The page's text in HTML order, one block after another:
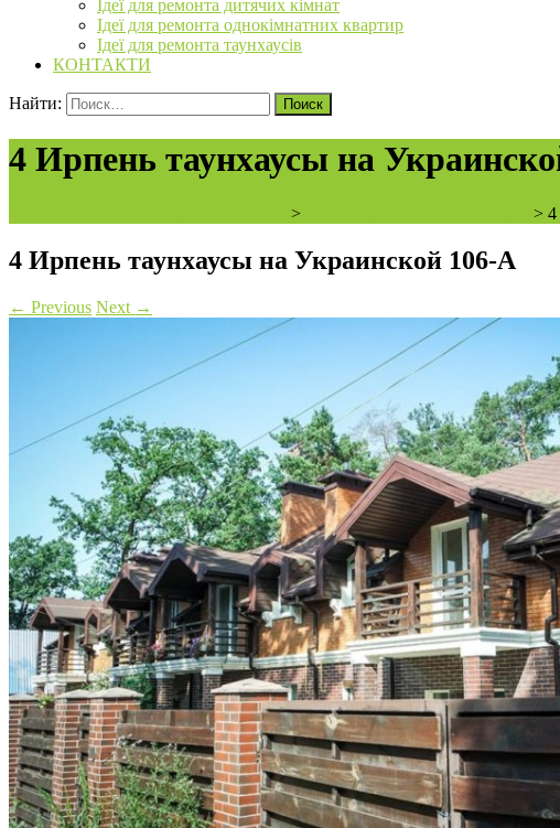
Ідеї для ремонта дитячих кімнат
Ідеї для ремонта однокімнатних квартир
Ідеї для ремонта таунхаусів
КОНТАКТИ
Найти:
4 Ирпень таунхаусы на
> > 4
4 Ирпень таунхаусы на Украинской 106-А
← Previous Next →